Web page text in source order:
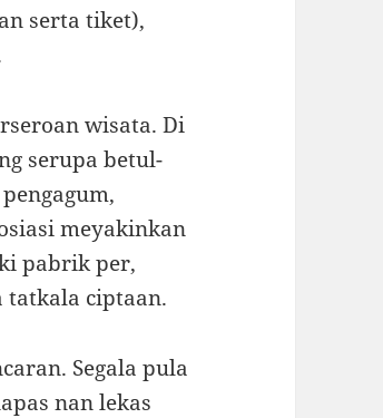
serta tiket),
wisata. Di
serupa betul-
meyakinkan
pabrik per,
tatkala ciptaan.
Segala pula
nan lekas